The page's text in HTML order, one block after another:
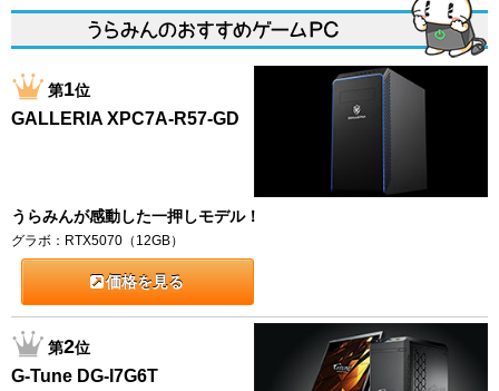
第1位
GALLERIA XPC7A-R57-GD
うらみんが感動した一押しモデル！
グラボ：RTX5070（12GB）
価格を見る
第2位
G-Tune DG-I7G6T